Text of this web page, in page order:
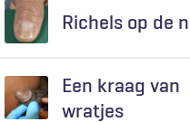
Richels op de
Een kraag van
wratjes